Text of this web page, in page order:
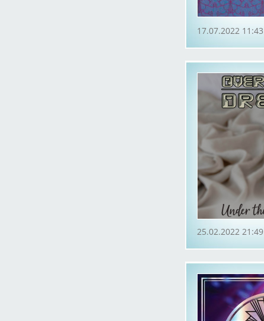
17.07.2022 11:43
25.02.2022 21:49